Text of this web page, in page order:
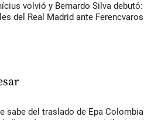
volvió y Bernardo Silva debutó:
del Real Madrid ante Ferencvaros
sabe del traslado de Epa Colombia